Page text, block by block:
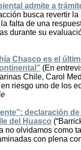
admite a
busca revertir
falta de una
durante su
Chasco es el
(En
Chile, Carol
riesgo uno de los
declaración
del Huasco
no olvidamos como
con plena